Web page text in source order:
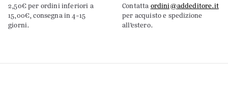
2,50€ per ordini inferiori a
15,00€, consegna in 4-15
giorni.
Contatta ordini@addeditore.it
per acquisto e spedizione
all’estero.